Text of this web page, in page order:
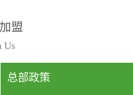
行国家规定的标准检测方
法，空气采样量准确，检
测结果可靠，远胜于其他
检测...
盟
Us
总部政策